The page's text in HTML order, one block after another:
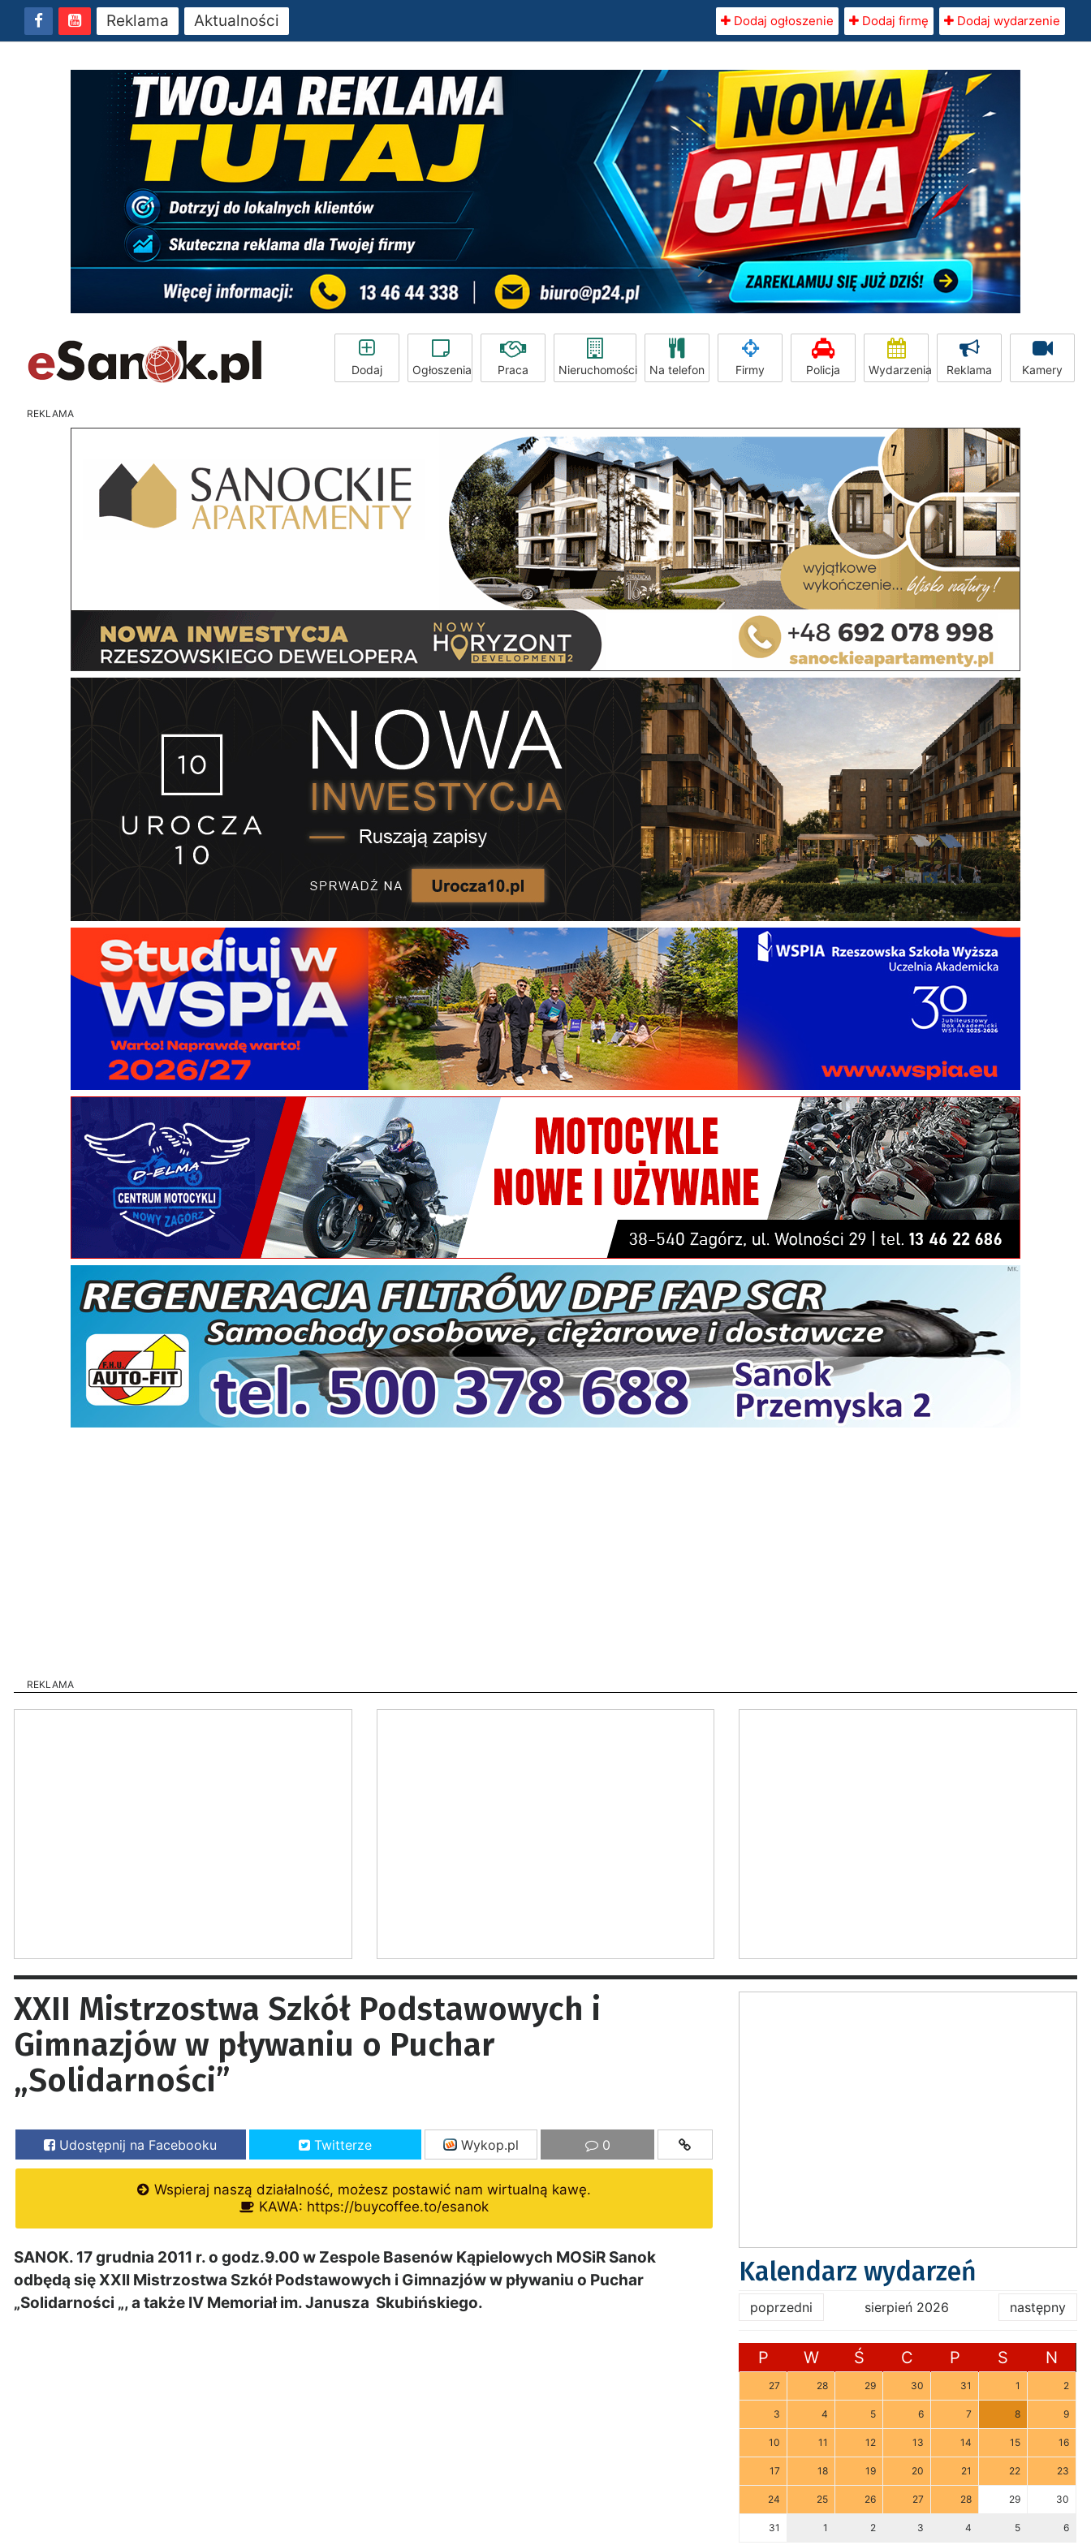
Reklama Aktualności Dodaj ogłoszenie Dodaj firmę Dodaj wydarzenie
Dodaj Ogłoszenia Praca Nieruchomości Na telefon Firmy Policja Wydarzenia Reklama Kamery
REKLAMA
REKLAMA
XXII Mistrzostwa Szkół Podstawowych i
Gimnazjów w pływaniu o Puchar
„Solidarności”
Udostępnij na Facebooku Twitterze Wykop.pl 0
Wspieraj naszą działalność, możesz postawić nam wirtualną kawę.
KAWA: https://buycoffee.to/esanok
SANOK. 17 grudnia 2011 r. o godz.9.00 w Zespole Basenów Kąpielowych MOSiR Sanok
odbędą się XXII Mistrzostwa Szkół Podstawowych i Gimnazjów w pływaniu o Puchar
„Solidarności „, a także IV Memoriał im. Janusza Skubińskiego.
Kalendarz wydarzeń
poprzedni sierpień 2026 następny
P W Ś C P S N
27 28 29 30 31 1 2
3 4 5 6 7 8 9
10 11 12 13 14 15 16
17 18 19 20 21 22 23
24 25 26 27 28 29 30
31 1 2 3 4 5 6